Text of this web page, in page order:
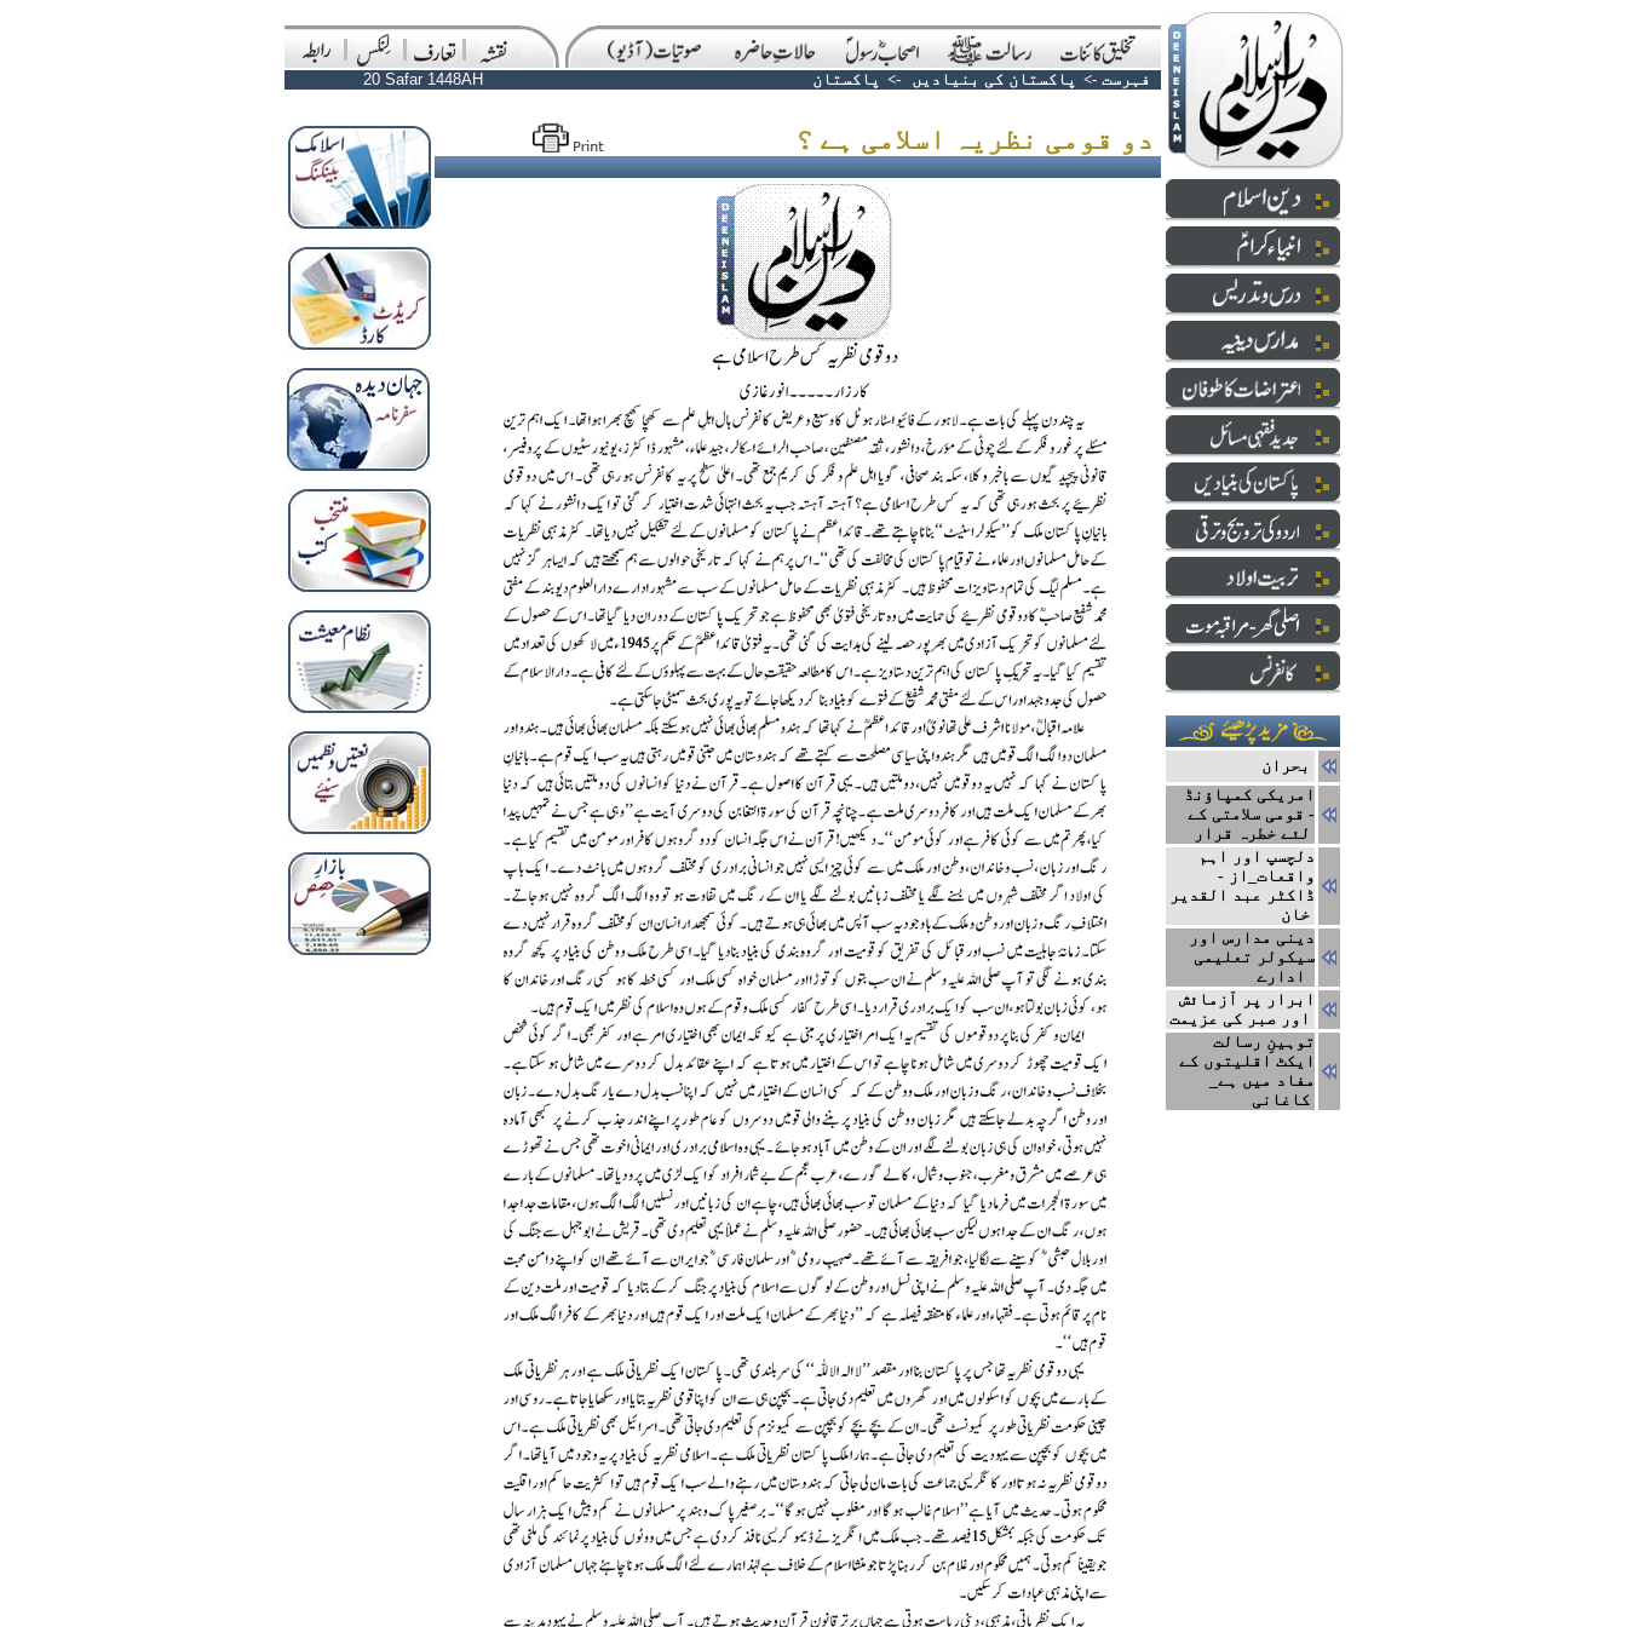
20 Safar 1448AH فہرست -> پاکستان کی بنیادیں -> پاکستان
بحران
امریکی کمپاؤنڈ
- قومی سلامتی کے
لئے خطرہ قرار
دلچسپ اور اہم
واقعات_از -
ڈاکٹر عبد القدیر
خان
دینی مدارس اور
سیکولر تعلیمی
ابرار پر آزمائش
اور صبر کی عزیمت
توہینِ رسالت
ایکٹ اقلیتوں کے
مفاد میں ہے_
کاغانی